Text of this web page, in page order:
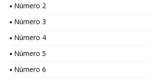
▪ Número 2
▪ Número 3
▪ Número 4
▪ Número 5
▪ Número 6